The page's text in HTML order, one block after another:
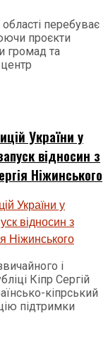
перебуває
проєкти
громад та
України у
відносин з
Ніжинського
і
Кіпр Сергій
кіпрський
підтримки